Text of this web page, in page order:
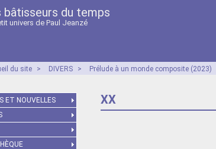
bâtisseurs du temps
univers de Paul Jeanzé
du site > DIVERS > Prélude à un monde composite (2023)
XX
ET NOUVELLES